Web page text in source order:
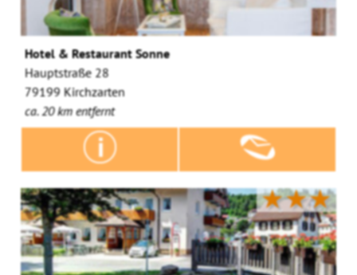
Hotel & Restaurant Sonne
Hauptstraße 28
79199 Kirchzarten
ca. 20 km entfernt
★★★